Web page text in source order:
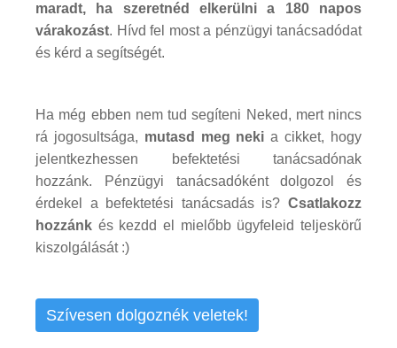
maradt, ha szeretnéd elkerülni a 180 napos
várakozást. Hívd fel most a pénzügyi tanácsadódat
és kérd a segítségét.
Ha még ebben nem tud segíteni Neked, mert nincs
rá jogosultsága, mutasd meg neki a cikket, hogy
jelentkezhessen befektetési tanácsadónak
hozzánk. Pénzügyi tanácsadóként dolgozol és
érdekel a befektetési tanácsadás is? Csatlakozz
hozzánk és kezdd el mielőbb ügyfeleid teljeskörű
kiszolgálását :)
Szívesen dolgoznék veletek!